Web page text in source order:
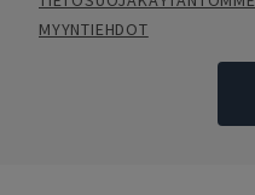
MYYNTIEHDOT